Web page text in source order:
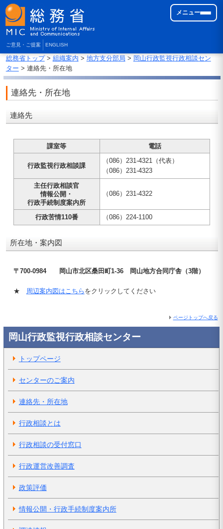
ご意見・ご提案 ENGLISH
メニュー
総務省トップ> 組織案内 > 地方支分部局 > 岡山行政監視行政相談セン
ター > 連絡先・所在地
連絡先・所在地
連絡先
課室等 電話
行政監視行政相談課
（086）231-4321（代表）
（086）231-4323
主任行政相談官
情報公開・
行政手続制度案内所
（086）231-4322
行政苦情110番 （086）224-1100
所在地・案内図
〒700-0984 岡山市北区桑田町1-36 岡山地方合同庁舎（3階）
★ 周辺案内図はこちら をクリックしてください
ページトップへ戻る
岡山行政監視行政相談センター
トップページ
センターのご案内
連絡先・所在地
行政相談とは
行政相談の受付窓口
行政運営改善調査
政策評価
情報公開・行政手続制度案内所